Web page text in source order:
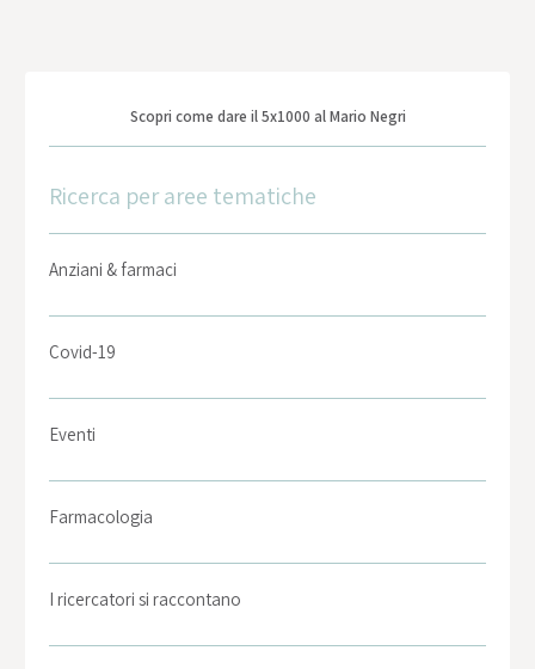
Scopri come dare il 5x1000 al Mario Negri
Ricerca per aree tematiche
Anziani & farmaci
Covid-19
Eventi
Farmacologia
I ricercatori si raccontano